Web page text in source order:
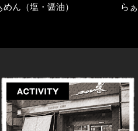
らぁめん（塩・醤油）